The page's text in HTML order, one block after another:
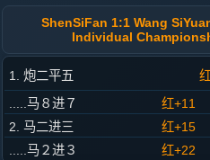
ShenSiFan 1:1 Wang
Individual
1. 炮二平五
.....马８进７
红+11
2. 马二进三
红+15
.....马２进３
红+22